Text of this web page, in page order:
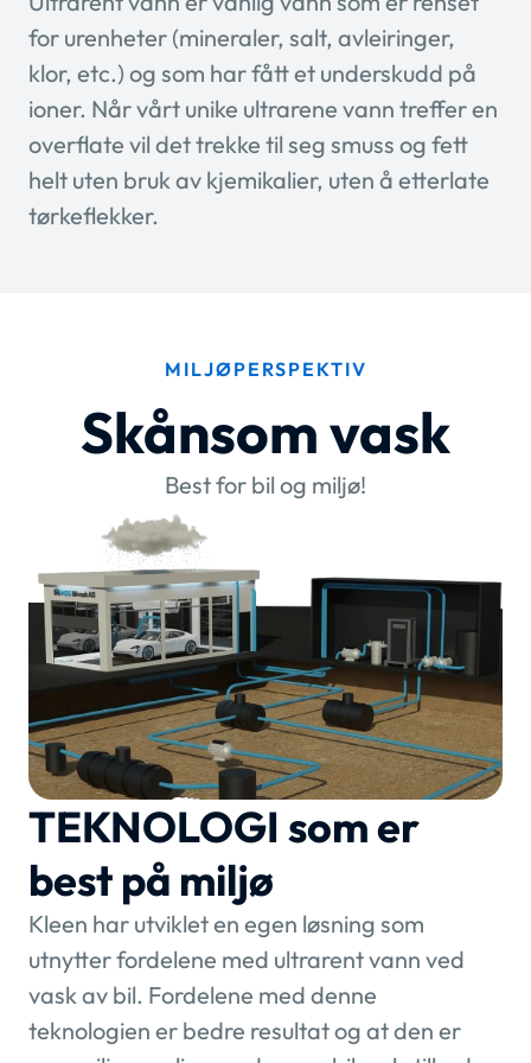
for urenheter (mineraler, salt, avleiringer,
klor, etc.) og som har fått et underskudd på
ioner. Når vårt unike ultrarene vann treffer en
overflate vil det trekke til seg smuss og fett
helt uten bruk av kjemikalier, uten å etterlate
tørkeflekker.
MILJØPERSPEKTIV
Skånsom vask
Best for bil og miljø!
TEKNOLOGI som er
best på miljø
Kleen har utviklet en egen løsning som
utnytter fordelene med ultrarent vann ved
vask av bil. Fordelene med denne
teknologien er bedre resultat og at den er